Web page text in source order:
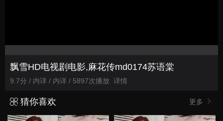
飘雪HD电视剧电影,麻花传md0174苏语棠
9.7分 / 内详 / 内详 / 5897次播放 详情
更多
猜你喜欢